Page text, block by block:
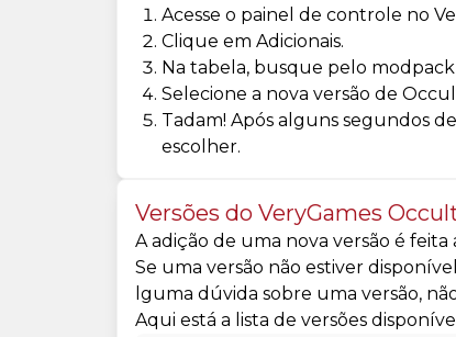
Acesse o painel de controle no
Clique em Adicionais.
Na tabela, busque pelo
Selecione a nova versão de
Tadam! Após alguns segundos
escolher.
Versões do VeryGames
A adição de uma nova versão é
Se uma versão não estiver
lguma dúvida sobre uma versão,
Aqui está a lista de versões